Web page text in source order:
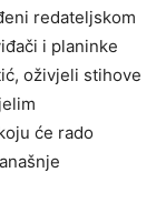
redateljskom
i planinke
oživjeli stihove
će rado